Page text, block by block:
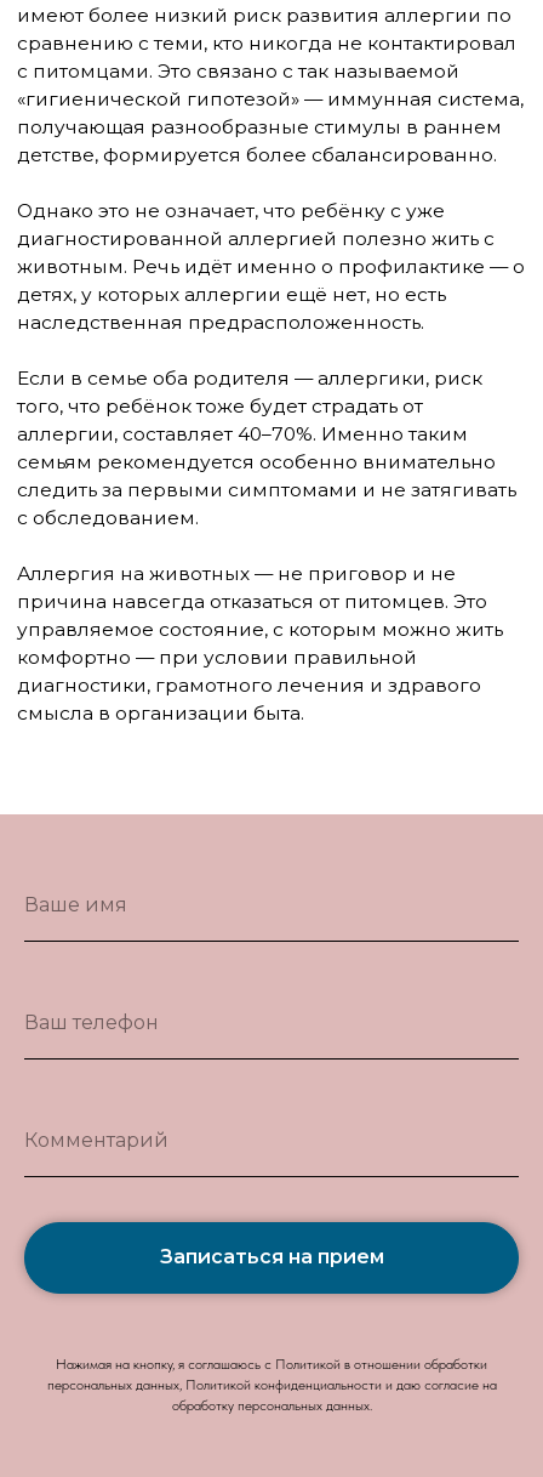
Ваше имя
Ваш телефон
Комментарий
Записаться на прием
Нажимая на кнопку, я соглашаюсь с Политикой в отношении обработки
персональных данных, Политикой конфиденциальности и даю согласие на
обработку персональных данных.